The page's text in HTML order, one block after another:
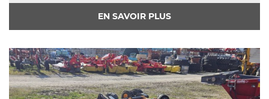
EN SAVOIR PLUS